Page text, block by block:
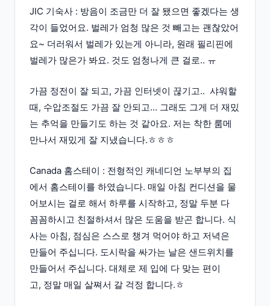
JIC 기숙사 : 방음이 조금만 더 잘 됐으면 좋겠다는 생
각이 들었어요. 벌레가 엄청 많은 것 빼고는 괜찮았어
요~ 더러워서 벌레가 있는게 아니라, 원래 필리핀에
벌레가 많은가 봐요. 것도 엄청나게 큰 걸로.. ㅠ
가끔 정전이 잘 되고, 가끔 인터넷이 끊기고.. 샤워할
때, 수압조절도 가끔 잘 안되고… 그래도 그게 더 재밌
는 추억을 만들기도 하는 것 같아요. 저는 착한 룸메
만나서 재밌게 잘 지냈습니다.ㅎㅎㅎ
Canada 홈스테이 : 전형적인 캐네디언 노부부의 집
에서 홈스테이를 하였습니다. 매일 아침 컨디션을 물
어보시는 걸로 해서 하루를 시작하고, 정말 두분 다
꼼꼼하시고 친절하셔서 많은 도움을 받곤 합니다. 식
사는 아침, 점심은 스스로 챙겨 먹어야 하고 저녁은
만들어 주십니다. 도시락을 싸가는 날은 샌드위치를
만들어서 주십니다. 대체로 제 입에 다 맞는 편이
고, 정말 매일 살쪄서 갈 걱정 합니다.ㅎ